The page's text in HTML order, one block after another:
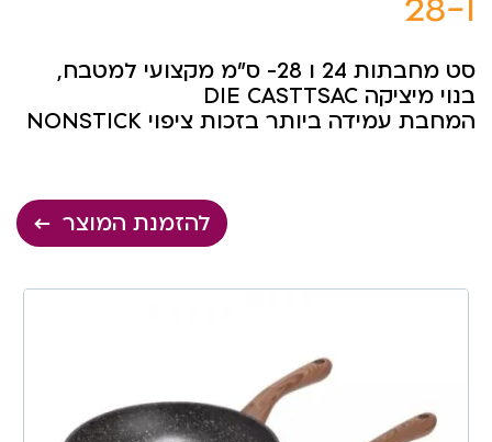
סט מחבתות 24 ו 28- ס”מ מקצועי למטבח,
בנוי מיציקה DIE CASTTSAC
המחבת עמידה ביותר בזכות ציפוי NONSTICK
להזמנת המוצר